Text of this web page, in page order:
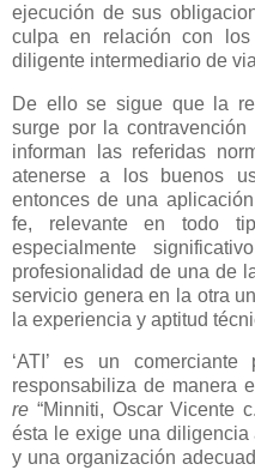
ejecución de sus
culpa en relación con
diligente intermediario de
De ello se sigue que la
surge por la
informan las referidas
atenerse a los buenos
entonces de una
fe, relevante en todo
especialmente
profesionalidad de una de
servicio genera en la otra
la experiencia y aptitud
‘ATI’ es un
responsabiliza de manera
re “Minniti, Oscar Vicente
ésta le exige una diligencia
y una organización